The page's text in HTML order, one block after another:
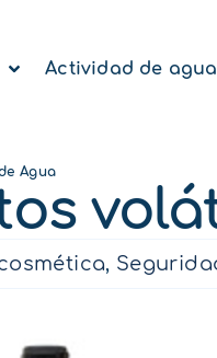
Actividad de agua
Agua
,